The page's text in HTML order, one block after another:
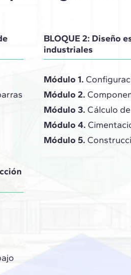
BLOQUE 2: Diseño
industriales
Módulo 1.
Módulo 2.
Módulo 3. Cálculo
Módulo 4.
Módulo 5.